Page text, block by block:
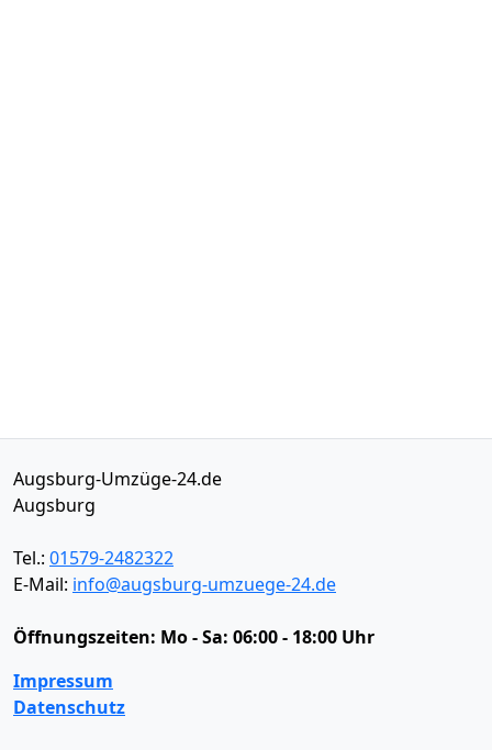
Augsburg-Umzüge-24.de
Augsburg
Tel.: 01579-2482322
E-Mail: info@augsburg-umzuege-24.de
Öffnungszeiten: Mo - Sa: 06:00 - 18:00 Uhr
Impressum
Datenschutz